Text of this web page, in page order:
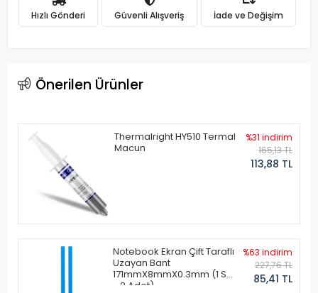
Hızlı Gönderi Güvenli Alışveriş İade ve Değişim
Önerilen Ürünler
Thermalright HY510 Termal
Macun
%31 indirim
165,13 TL
113,88 TL
Notebook Ekran Çift Taraflı
Uzayan Bant
171mmX8mmX0.3mm (1 Set
- 2 Adet)
%63 indirim
227,76 TL
85,41 TL